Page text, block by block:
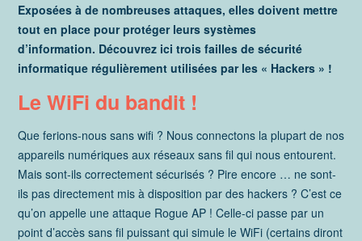
Exposées à de nombreuses attaques, elles doivent mettre
tout en place pour protéger leurs systèmes
d’information. Découvrez ici trois failles de sécurité
informatique régulièrement utilisées par les « Hackers » !
Le WiFi du bandit !
Que ferions-nous sans wifi ? Nous connectons la plupart de nos
appareils numériques aux réseaux sans fil qui nous entourent.
Mais sont-ils correctement sécurisés ? Pire encore … ne sont-
ils pas directement mis à disposition par des hackers ? C’est ce
qu’on appelle une attaque Rogue AP ! Celle-ci passe par un
point d’accès sans fil puissant qui simule le WiFi (certains diront